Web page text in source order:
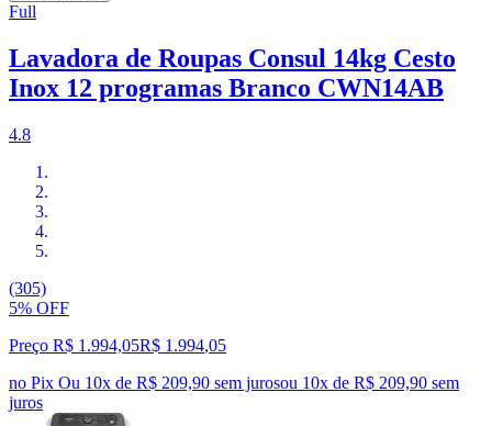
Full
Lavadora de Roupas Consul 14kg Cesto
Inox 12 programas Branco CWN14AB
4.8
(305)
5% OFF
Preço R$ 1.994,05R$ 1.994,05
no Pix Ou 10x de R$ 209,90 sem jurosou 10x de R$ 209,90 sem
juros